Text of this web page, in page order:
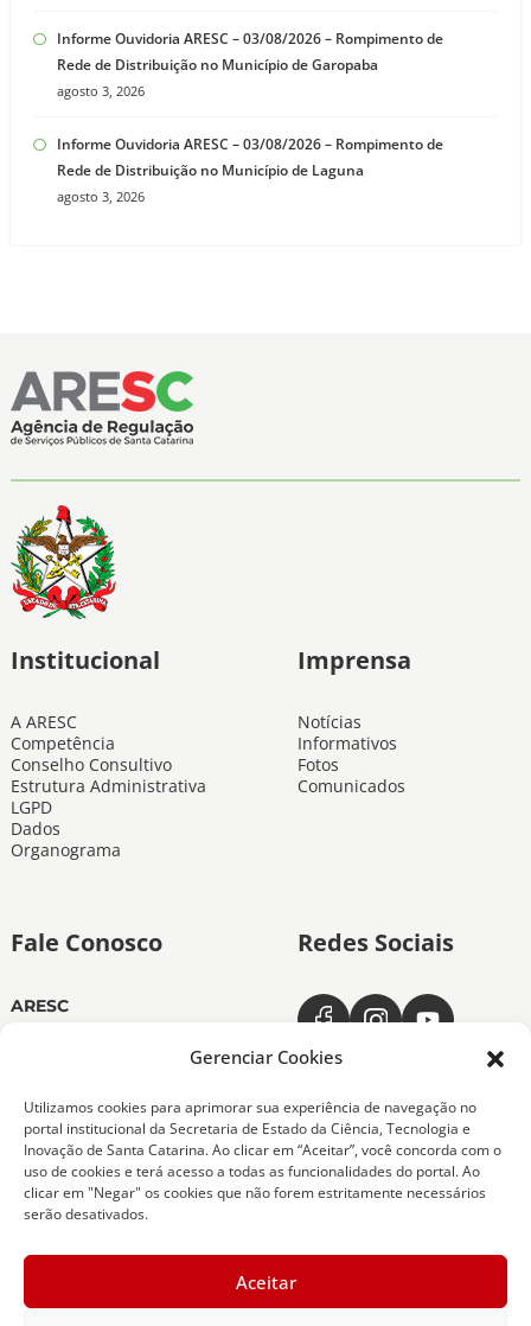
Gerenciar Cookies
Utilizamos cookies para aprimorar sua experiência de navegação no
portal institucional da Secretaria de Estado da Ciência, Tecnologia e
Inovação de Santa Catarina. Ao clicar em “Aceitar”, você concorda com o
uso de cookies e terá acesso a todas as funcionalidades do portal. Ao
clicar em "Negar" os cookies que não forem estritamente necessários
serão desativados.
Aceitar
Informe Ouvidoria ARESC – 03/08/2026 – Rompimento de
Rede de Distribuição no Município de Garopaba
agosto 3, 2026
Informe Ouvidoria ARESC – 03/08/2026 – Rompimento de
Rede de Distribuição no Município de Laguna
agosto 3, 2026
Institucional
A ARESC
Competência
Conselho Consultivo
Estrutura Administrativa
LGPD
Dados
Organograma
Imprensa
Notícias
Informativos
Fotos
Comunicados
Fale Conosco
ARESC
ARESC Ouvidoria
Dias úteis das 7h às 19h
0800-6432611
(48) 9 9151-0276
Redes Sociais
Copyright 2026 Todos os Direitos Reservados
ARESC - Agência de Regulação de Serviços Públicos
de Santa Catarina -Desenvolvedor - SCTI